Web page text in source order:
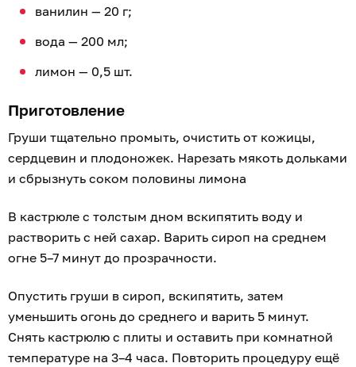
ванилин — 20 г;
вода — 200 мл;
лимон — 0,5 шт.
Приготовление
Груши тщательно промыть, очистить от кожицы,
сердцевин и плодоножек. Нарезать мякоть дольками
и сбрызнуть соком половины лимона
В кастрюле с толстым дном вскипятить воду и
растворить с ней сахар. Варить сироп на среднем
огне 5–7 минут до прозрачности.
Опустить груши в сироп, вскипятить, затем
уменьшить огонь до среднего и варить 5 минут.
Снять кастрюлю с плиты и оставить при комнатной
температуре на 3–4 часа. Повторить процедуру ещё